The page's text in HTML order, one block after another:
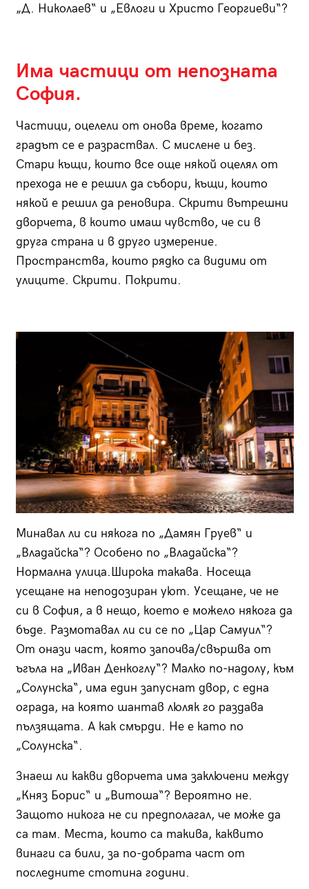
„Д. Николаев“ и „Евлоги и Христо Георгиеви“?
Има частици от непозната
София.
Частици, оцелели от онова време, когато
градът се е разраствал. С мислене и без.
Стари къщи, които все още някой оцелял от
прехода не е решил да събори, къщи, които
някой е решил да реновира. Скрити вътрешни
дворчета, в които имаш чувство, че си в
друга страна и в друго измерение.
Пространства, които рядко са видими от
улиците. Скрити. Покрити.
Минавал ли си някога по „Дамян Груев“ и
„Владайска“? Особено по „Владайска“?
Нормална улица.Широка такава. Носеща
усещане на неподозиран уют. Усещане, че не
си в София, а в нещо, което е можело някога да
бъде. Размотавал ли си се по „Цар Самуил“?
От онази част, която започва/свършва от
ъгъла на „Иван Денкоглу“? Малко по-надолу, към
„Солунска“, има един запуснат двор, с една
ограда, на която шантав люляк го раздава
пълзящата. А как смърди. Не е като по
„Солунска“.
Знаеш ли какви дворчета има заключени между
„Княз Борис“ и „Витоша“? Вероятно не.
Защото никога не си предполагал, че може да
са там. Места, които са такива, каквито
винаги са били, за по-добрата част от
последните стотина години.